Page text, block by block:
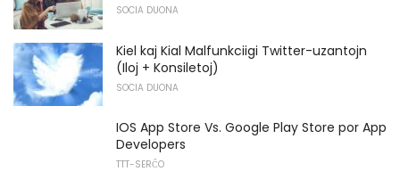
SOCIA DUONA
Kiel kaj Kial Malfunkciigi Twitter-uzantojn
(Iloj + Konsiletoj)
SOCIA DUONA
IOS App Store Vs. Google Play Store por App
Developers
TTT-SERĈO